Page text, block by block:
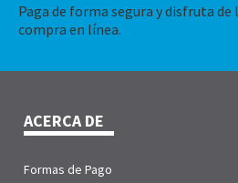
Paga de forma segura y disfruta
compra en línea.
ACERCA DE
Formas de Pago